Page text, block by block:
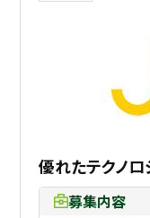
優れたテクノロ
募集内容